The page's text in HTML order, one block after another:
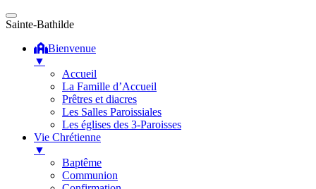
Sainte-Bathilde
Bienvenue
▼
Accueil
La Famille d’Accueil
Prêtres et diacres
Les Salles Paroissiales
Les églises des 3-Paroisses
Vie Chrétienne
▼
Baptême
Communion